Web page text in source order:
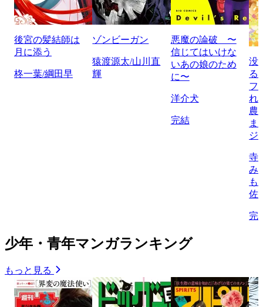
後宮の髪結師は
月に添う
柊一葉/綱田早
ゾンビーガン
猿渡源太/山川直
輝
悪魔の論破 〜
信じてはいけな
いあの娘のため
に〜
洋介犬
完結
没
る
フ
れ
農
ま
ジ
寺
み
も
佐
完
少年・青年マンガランキング
もっと見る